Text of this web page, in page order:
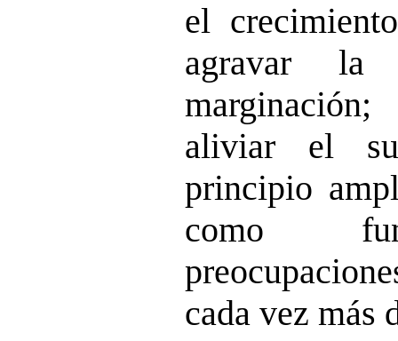
el
agravar
aliviar el
principio
como
cada vez más